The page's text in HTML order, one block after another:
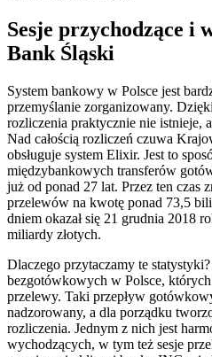
Sesje przychodzące i
Bank Śląski
System bankowy w Polsce jest
przemyślanie zorganizowany.
rozliczenia praktycznie nie istnieje,
Nad całością rozliczeń czuwa
obsługuje system Elixir. Jest to
międzybankowych transferów
już od ponad 27 lat. Przez ten czas
przelewów na kwotę ponad 73,5
dniem okazał się 21 grudnia 2018
miliardy złotych.
Dlaczego przytaczamy te
bezgotówkowych w Polsce,
przelewy. Taki przepływ
nadzorowany, a dla porządku
rozliczenia. Jednym z nich jest
wychodzących, w tym też sesje